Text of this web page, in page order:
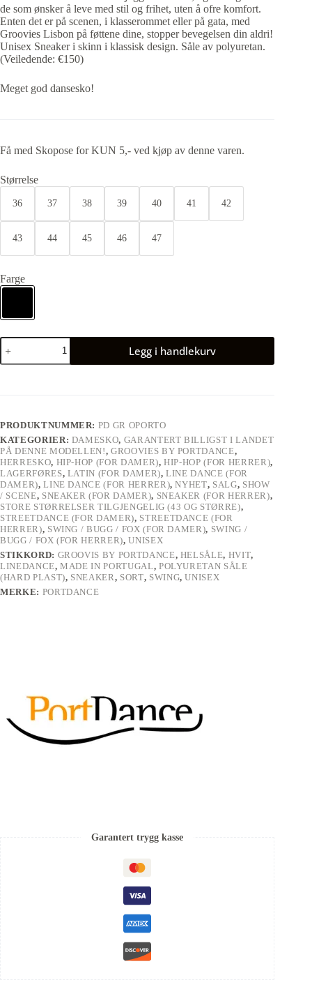
de som ønsker å leve med stil og frihet, uten å ofre komfort.
Enten det er på scenen, i klasserommet eller på gata, med
Groovies Lisbon på føttene dine, stopper bevegelsen din aldri!
Unisex Sneaker i skinn i klassisk design. Såle av polyuretan.
(Veiledende: €150)
Meget god dansesko!
Få med Skopose for KUN 5,- ved kjøp av denne varen.
Størrelse
36 37 38 39 40 41 42
43 44 45 46 47
Farge
Legg i handlekurv
PRODUKTNUMMER: PD GR OPORTO
KATEGORIER: DAMESKO, GARANTERT BILLIGST I LANDET
PÅ DENNE MODELLEN!,GROOVIES BY PORTDANCE,
HERRESKO, HIP-HOP (FOR DAMER),HIP-HOP (FOR HERRER),
LAGERFØRES, LATIN (FOR DAMER),LINE DANCE (FOR
DAMER),LINE DANCE (FOR HERRER),NYHET, SALG, SHOW
/ SCENE, SNEAKER (FOR DAMER), SNEAKER (FOR HERRER),
STORE STØRRELSER TILGJENGELIG (43 OG STØRRE),
STREETDANCE (FOR DAMER), STREETDANCE (FOR
HERRER), SWING / BUGG / FOX (FOR DAMER), SWING /
BUGG / FOX (FOR HERRER),UNISEX
STIKKORD: GROOVIS BY PORTDANCE, HELSÅLE, HVIT,
LINEDANCE,MADE IN PORTUGAL, POLYURETAN SÅLE
(HARD PLAST), SNEAKER , SORT, SWING,UNISEX
MERKE: PORTDANCE
Garantert trygg kasse